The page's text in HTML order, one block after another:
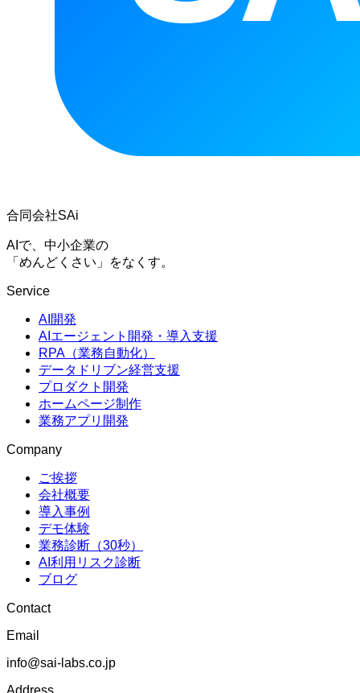
合同会社SAi
AIで、中小企業の
「めんどくさい」をなくす。
Service
AI開発
AIエージェント開発・導入支援
RPA（業務自動化）
データドリブン経営支援
プロダクト開発
ホームページ制作
業務アプリ開発
Company
ご挨拶
会社概要
導入事例
デモ体験
業務診断（30秒）
AI利用リスク診断
ブログ
Contact
Email
info@sai-labs.co.jp